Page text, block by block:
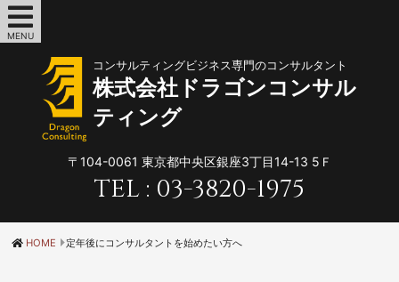
MENU
コンサルティングビジネス専門のコンサルタント
株式会社ドラゴンコンサル
ティング
〒104-0061 東京都中央区銀座3丁目14-13 5Ｆ
TEL : 03-3820-1975
HOME 定年後にコンサルタントを始めたい方へ